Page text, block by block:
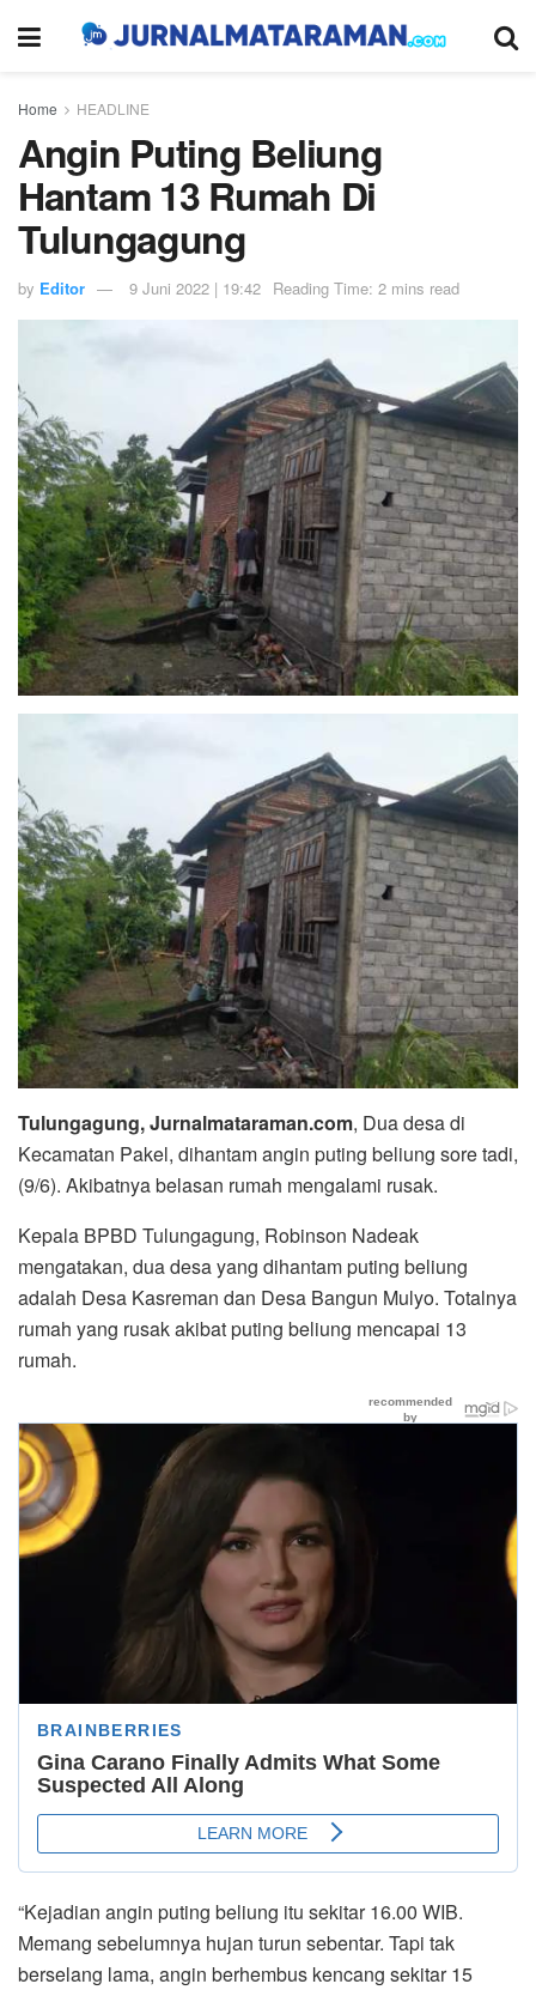
Home HEADLINE
Angin Puting Beliung
Hantam 13 Rumah Di
Tulungagung
by Editor 9 Juni 2022 | 19:42 Reading Time: 2 mins read
Tulungagung, Jurnalmataraman.com, Dua desa di
Kecamatan Pakel, dihantam angin puting beliung sore tadi,
(9/6). Akibatnya belasan rumah mengalami rusak.
Kepala BPBD Tulungagung, Robinson Nadeak
mengatakan, dua desa yang dihantam puting beliung
adalah Desa Kasreman dan Desa Bangun Mulyo. Totalnya
rumah yang rusak akibat puting beliung mencapai 13
rumah.
“Kejadian angin puting beliung itu sekitar 16.00 WIB.
Memang sebelumnya hujan turun sebentar. Tapi tak
berselang lama, angin berhembus kencang sekitar 15